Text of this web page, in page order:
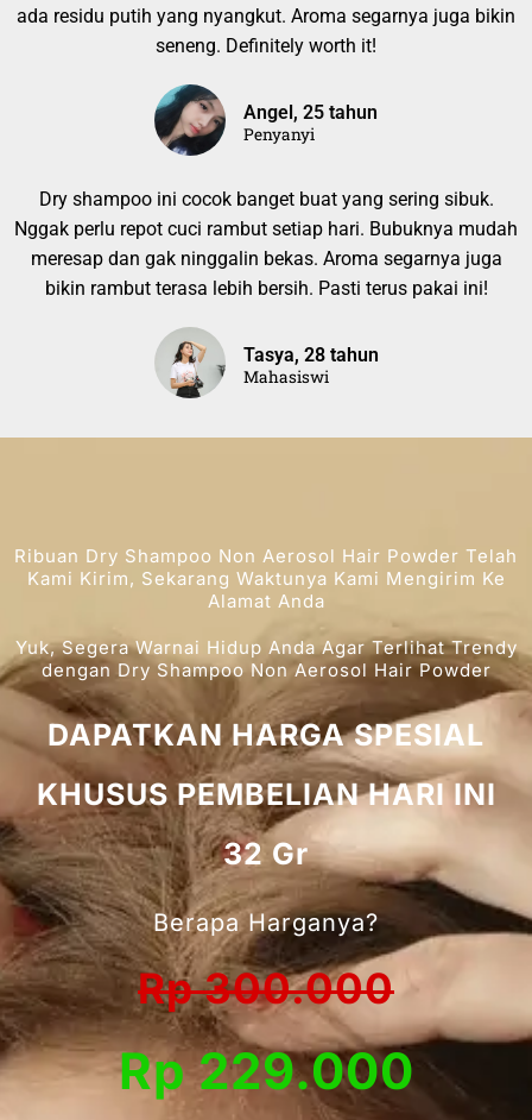
ada residu putih yang nyangkut. Aroma segarnya juga bikin
seneng. Definitely worth it!
Angel, 25 tahun
Penyanyi
Dry shampoo ini cocok banget buat yang sering sibuk.
Nggak perlu repot cuci rambut setiap hari. Bubuknya mudah
meresap dan gak ninggalin bekas. Aroma segarnya juga
bikin rambut terasa lebih bersih. Pasti terus pakai ini!
Tasya, 28 tahun
Mahasiswi
Ribuan Dry Shampoo Non Aerosol Hair Powder Telah
Kami Kirim, Sekarang Waktunya Kami Mengirim Ke
Alamat Anda
Yuk, Segera Warnai Hidup Anda Agar Terlihat Trendy
dengan Dry Shampoo Non Aerosol Hair Powder
DAPATKAN HARGA SPESIAL
KHUSUS PEMBELIAN HARI INI
32 Gr
Berapa Harganya?
Rp 300.000
Rp 229.000